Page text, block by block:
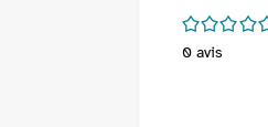
/5
0 avis